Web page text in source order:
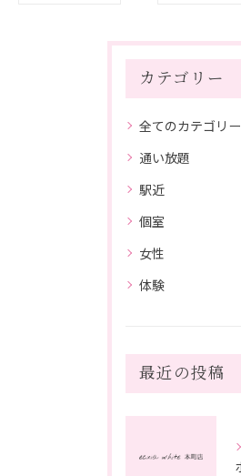
カテゴリー
全てのカテゴリー
通い放題
駅近
個室
女性
体験
最近の投稿